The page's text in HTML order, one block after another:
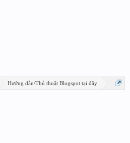
Hướng dẫn/Thủ thuật Blogspot tại đây